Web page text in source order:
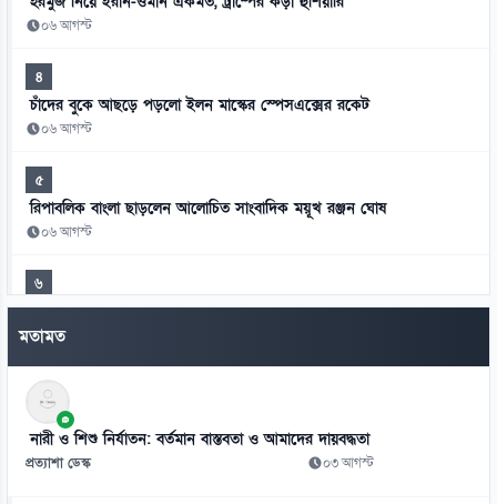
০৬ আগস্ট
৪
চাঁদের বুকে আছড়ে পড়লো ইলন মাস্কের স্পেসএক্সের রকেট
০৬ আগস্ট
৫
রিপাবলিক বাংলা ছাড়লেন আলোচিত সাংবাদিক ময়ূখ রঞ্জন ঘোষ
০৬ আগস্ট
৬
সাকিব আল হাসানের মাগুরার বাড়িতে হামলা
০৬ আগস্ট
৭
দিল্লিতে হাসিনার বক্তব্যে ঢাকার তীব্র ক্ষোভ
০৬ আগস্ট
মতামত
নারী ও শিশু নির্যাতন: বর্তমান বাস্তবতা ও আমাদের দায়বদ্ধতা
প্রত্যাশা ডেস্ক ০৩ আগস্ট